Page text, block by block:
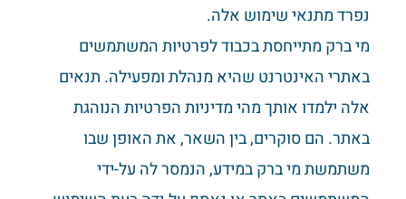
נפרד מתנאי שימוש אלה.
מי ברק מתייחסת בכבוד לפרטיות המשתמשים
באתרי האינטרנט שהיא מנהלת ומפעילה. תנאים
אלה ילמדו אותך מהי מדיניות הפרטיות הנוהגת
באתר. הם סוקרים, בין השאר, את האופן שבו
משתמשת מי ברק במידע, הנמסר לה על-ידי